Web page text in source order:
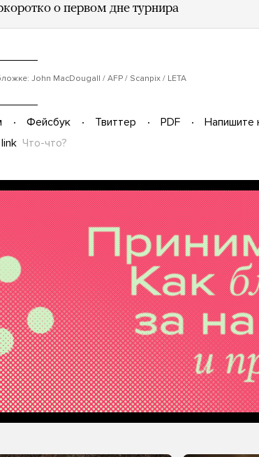
о первом дне турнира
John MacDougall / AFP / Scanpix / LETA
Фейсбук Твиттер PDF
Напишите
Что-что?